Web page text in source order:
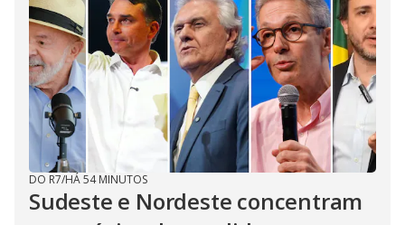
DO R7/HÁ 54 MINUTOS
Sudeste e Nordeste concentram